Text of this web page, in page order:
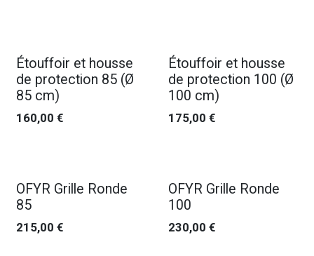
Étouffoir et housse
de protection 85 (Ø
85 cm)
160,00 €
Étouffoir et housse
de protection 100 (Ø
100 cm)
175,00 €
OFYR Grille Ronde
85
215,00 €
OFYR Grille Ronde
100
230,00 €